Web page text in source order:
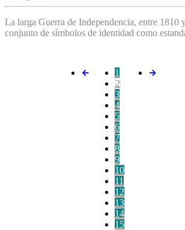
La larga Guerra de Independencia, entre 1810
conjunto de símbolos de identidad como
1
2
3
4
5
6
7
8
9
10
11
12
13
14
15